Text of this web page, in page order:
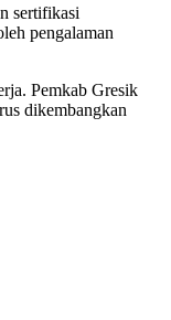
sertifikasi
pengalaman
Pemkab Gresik
dikembangkan